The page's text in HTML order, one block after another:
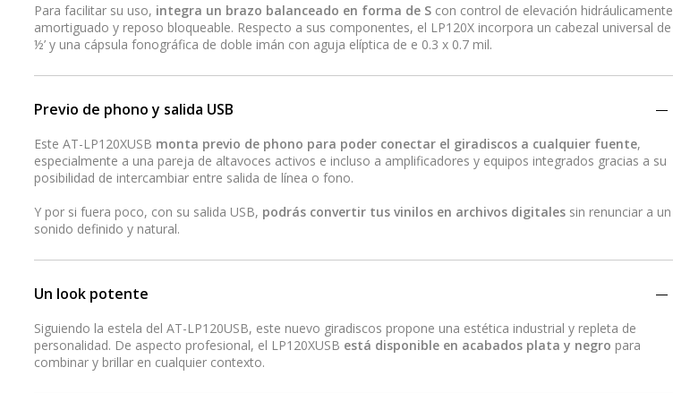
Para facilitar su uso, integra un brazo balanceado en forma de S con control de elevación hidráulicamente
amortiguado y reposo bloqueable. Respecto a sus componentes, el LP120X incorpora un cabezal universal de
½’ y una cápsula fonográfica de doble imán con aguja elíptica de e 0.3 x 0.7 mil.
Previo de phono y salida USB
Este AT-LP120XUSB monta previo de phono para poder conectar el giradiscos a cualquier fuente,
especialmente a una pareja de altavoces activos e incluso a amplificadores y equipos integrados gracias a su
posibilidad de intercambiar entre salida de línea o fono.
Y por si fuera poco, con su salida USB, podrás convertir tus vinilos en archivos digitales sin renunciar a un
sonido definido y natural.
Un look potente
Siguiendo la estela del AT-LP120USB, este nuevo giradiscos propone una estética industrial y repleta de
personalidad. De aspecto profesional, el LP120XUSB está disponible en acabados plata y negro para
combinar y brillar en cualquier contexto.